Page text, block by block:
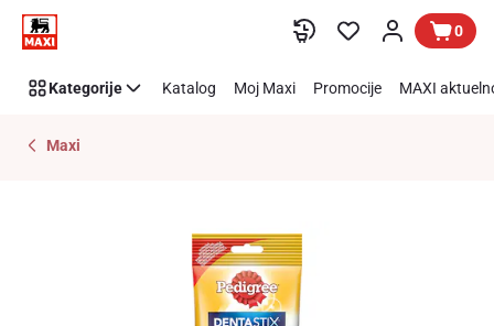
Preskoči link 0
Kategorije Katalog Moj Maxi Promocije MAXI
Maxi